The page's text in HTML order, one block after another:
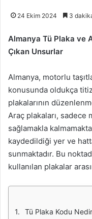
24 Ekim 2024 3
Almanya Tü Plaka ve
Çıkan Unsurlar
Almanya, motorlu
konusunda oldukça
plakalarının
Araç plakaları, sadece
sağlamakla
kaydedildiği yer ve
sunmaktadır. Bu
kullanılan plakalar
Tü Plaka Kodu